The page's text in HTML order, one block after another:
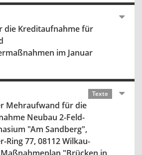
die Kreditaufnahme für
im Januar
Texte
Mehraufwand für die
Neubau 2-Feld-
"Am Sandberg",
Ring 77, 08112 Wilkau-